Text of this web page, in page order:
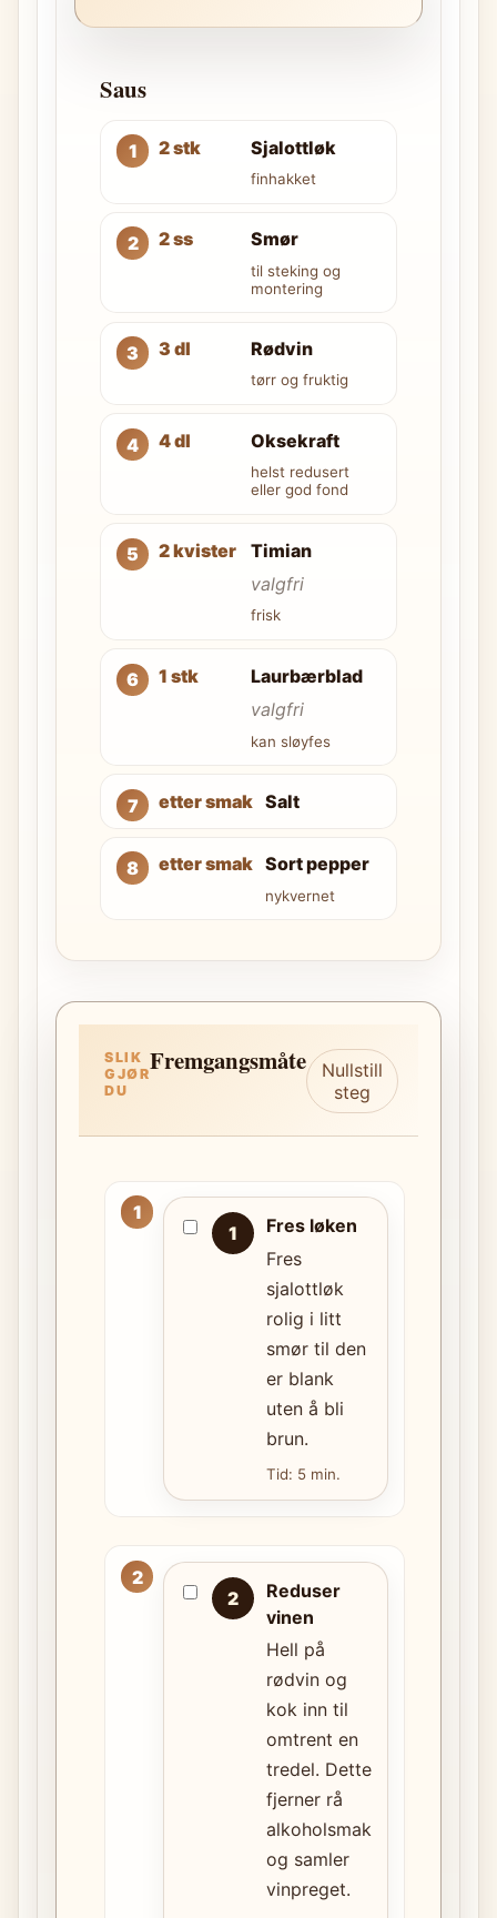
Saus
2 stk Sjalottløk
finhakket
2 ss Smør
til steking og
montering
3 dl Rødvin
tørr og fruktig
4 dl Oksekraft
helst redusert
eller god fond
2 kvister
Timian
valgfri
frisk
1 stk
Laurbærblad
valgfri
kan sløyfes
etter smak Salt
etter smak Sort pepper
nykvernet
SLIK
GJØR
DU
Fremgangsmåte
Nullstill
steg
1
Fres løken
Fres
sjalottløk
rolig i litt
smør til den
er blank
uten å bli
brun.
Tid: 5 min.
2
Reduser
vinen
Hell på
rødvin og
kok inn til
omtrent en
tredel. Dette
fjerner rå
alkoholsmak
og samler
vinpreget.